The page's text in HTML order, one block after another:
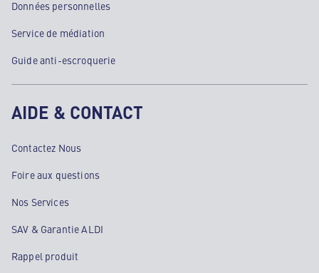
Données personnelles
Service de médiation
Guide anti-escroquerie
AIDE & CONTACT
Contactez Nous
Foire aux questions
Nos Services
SAV & Garantie ALDI
Rappel produit